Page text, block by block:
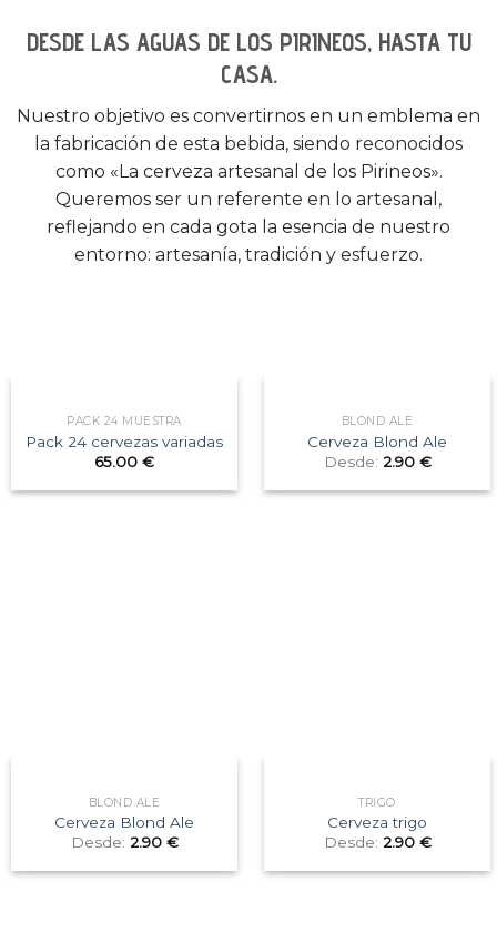
DESDE LAS AGUAS DE LOS PIRINEOS, HASTA TU
CASA.
Nuestro objetivo es convertirnos en un emblema en
la fabricación de esta bebida, siendo reconocidos
como «La cerveza artesanal de los Pirineos».
Queremos ser un referente en lo artesanal,
reflejando en cada gota la esencia de nuestro
entorno: artesanía, tradición y esfuerzo.
PACK 24 MUESTRA
Pack 24 cervezas variadas
65.00 €
BLOND ALE
Cerveza Blond Ale
Desde: 2.90 €
BLOND ALE
Cerveza Blond Ale
Desde: 2.90 €
TRIGO
Cerveza trigo
Desde: 2.90 €